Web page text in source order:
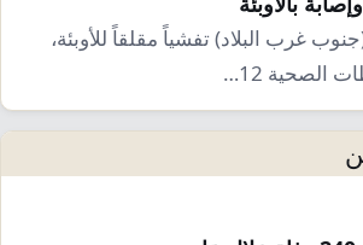
غرب البلاد) تفشياً مقلقاً للأوبئة،
12…